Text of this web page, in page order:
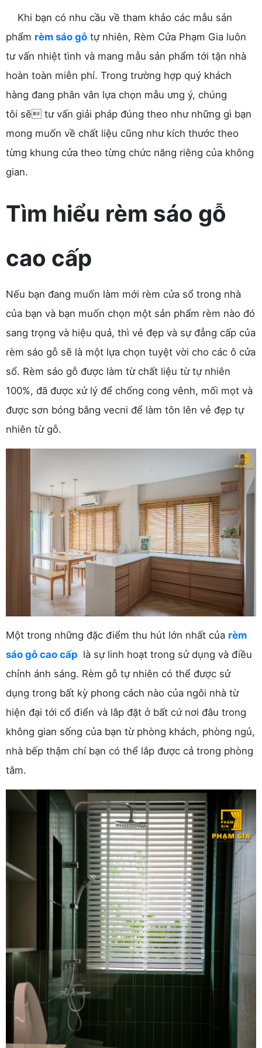
Khi bạn có nhu cầu về tham khảo các mẫu sản
phẩm rèm sáo gỗ tự nhiên, Rèm Cửa Phạm Gia luôn
tư vấn nhiệt tình và mang mẫu sản phẩm tới tận nhà
hoàn toàn miễn phí. Trong trường hợp quý khách
hàng đang phân vân lựa chọn mẫu ưng ý, chúng
tôi sẽ tư vấn giải pháp đúng theo như những gì bạn
mong muốn về chất liệu cũng như kích thước theo
từng khung cửa theo từng chức năng riêng của không
gian.
Tìm hiểu rèm sáo gỗ
cao cấp
Nếu bạn đang muốn làm mới rèm cửa sổ trong nhà
của bạn và bạn muốn chọn một sản phẩm rèm nào đó
sang trọng và hiệu quả, thì vẻ đẹp và sự đẳng cấp của
rèm sáo gỗ sẽ là một lựa chọn tuyệt vời cho các ô cửa
sổ. Rèm sáo gỗ được làm từ chất liệu từ tự nhiên
100%, đã được xử lý để chống cong vênh, mối mọt và
được sơn bóng bằng vecni để làm tôn lên vẻ đẹp tự
nhiên từ gỗ.
Một trong những đặc điểm thu hút lớn nhất của rèm
sáo gỗ cao cấp là sự linh hoạt trong sử dụng và điều
chỉnh ánh sáng. Rèm gỗ tự nhiên có thể được sử
dụng trong bất kỳ phong cách nào của ngôi nhà từ
hiện đại tới cổ điển và lắp đặt ở bất cứ nơi đâu trong
không gian sống của bạn từ phòng khách, phòng ngủ,
nhà bếp thậm chí bạn có thể lắp được cả trong phòng
tắm.